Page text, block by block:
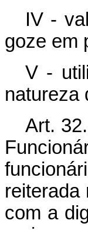
IV -
goze em
V -
natureza
Art.
reiterada
com a